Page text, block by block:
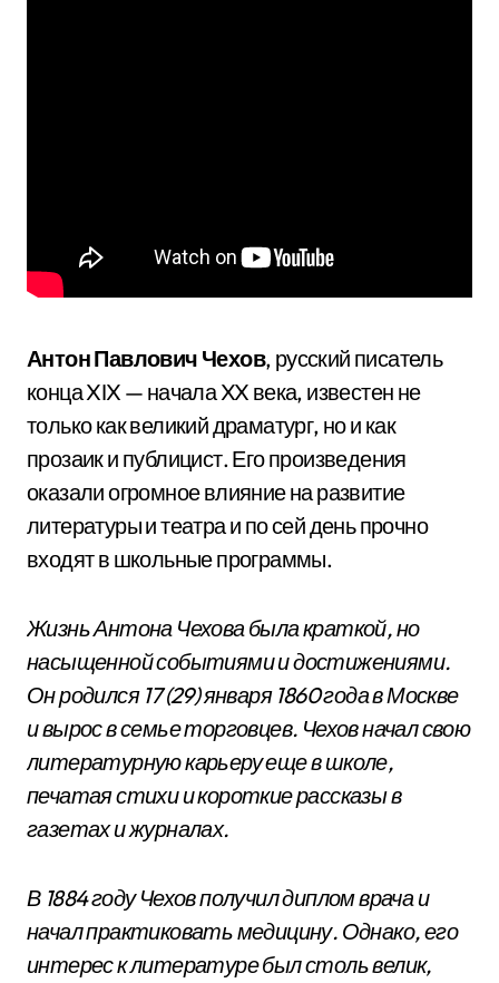
Антон Павлович Чехов, русский писатель
конца XIX — начала XX века, известен не
только как великий драматург, но и как
прозаик и публицист. Его произведения
оказали огромное влияние на развитие
литературы и театра и по сей день прочно
входят в школьные программы.
Жизнь Антона Чехова была краткой, но
насыщенной событиями и достижениями.
Он родился 17 (29) января 1860 года в Москве
и вырос в семье торговцев. Чехов начал свою
литературную карьеру еще в школе,
печатая стихи и короткие рассказы в
газетах и журналах.
В 1884 году Чехов получил диплом врача и
начал практиковать медицину. Однако, его
интерес к литературе был столь велик,